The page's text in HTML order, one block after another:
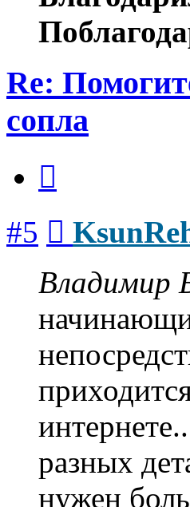
Re:
сопла
#5
Владимир
разных
нужен